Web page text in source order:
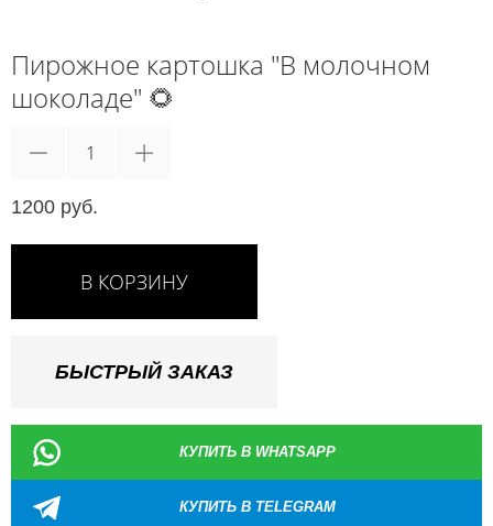
Пирожное картошка "В молочном
шоколаде" 🌻
1200 руб.
В КОРЗИНУ
БЫСТРЫЙ ЗАКАЗ
КУПИТЬ В WHATSAPP
КУПИТЬ В TELEGRAM